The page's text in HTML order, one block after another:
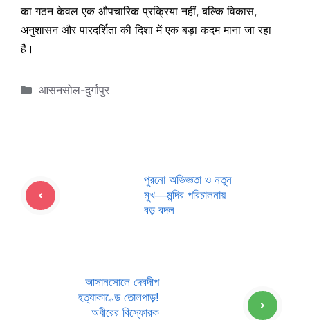
का गठन केवल एक औपचारिक प्रक्रिया नहीं, बल्कि विकास,
अनुशासन और पारदर्शिता की दिशा में एक बड़ा कदम माना जा रहा
है।
Categories
आसनसोल-दुर्गापुर
পুরনো অভিজ্ঞতা ও নতুন
মুখ—মন্দির পরিচালনায়
বড় বদল
আসানসোলে দেবদীপ
হত্যাকাণ্ডে তোলপাড়!
অধীরের বিস্ফোরক